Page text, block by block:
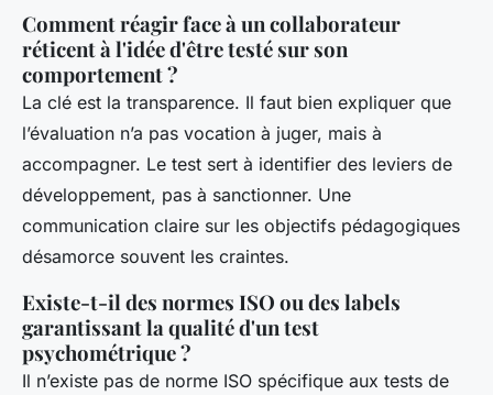
Comment réagir face à un collaborateur
réticent à l'idée d'être testé sur son
comportement ?
La clé est la transparence. Il faut bien expliquer que
l’évaluation n’a pas vocation à juger, mais à
accompagner. Le test sert à identifier des leviers de
développement, pas à sanctionner. Une
communication claire sur les objectifs pédagogiques
désamorce souvent les craintes.
Existe-t-il des normes ISO ou des labels
garantissant la qualité d'un test
psychométrique ?
Il n’existe pas de norme ISO spécifique aux tests de